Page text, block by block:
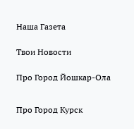
Наша Газета
Твои Новости
Про Город Йошкар-Ола
Про Город Курск